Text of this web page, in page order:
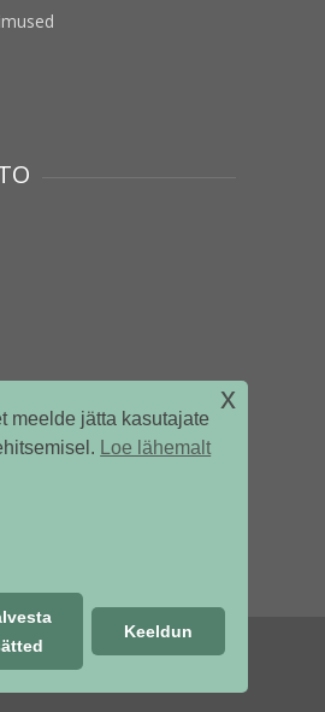
meelde jätta kasutajate
Loe lähemalt
Keeldun
x
2018